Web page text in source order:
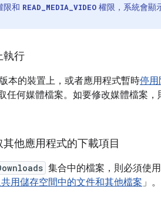
限和 READ_MEDIA_VIDEO 權限，系統會顯
執行
本的裝置上，或者應用程式暫時停用
任何媒體檔案。如要修改媒體檔案，
他應用程式的下載項目
集合中的檔案，則必須使
用儲存空間中的文件和其他檔案」。